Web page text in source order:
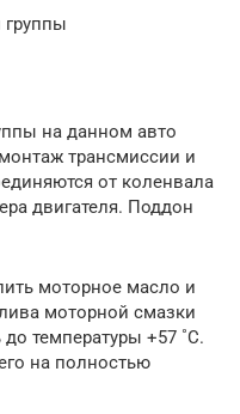
на данном авто
трансмиссии и
от коленвала
двигателя. Поддон
моторное масло и
моторной смазки
температуры +57 ˚С.
на полностью